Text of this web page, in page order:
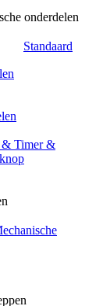
onderdelen
Standaard
& Timer &